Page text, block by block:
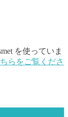
を使っていま
らをご覧くださ